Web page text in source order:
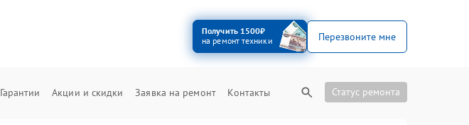
Получить 1500₽
на ремонт техники
Перезвоните мне
Гарантии Акции и скидки Заявка на ремонт Контакты Статус ремонта